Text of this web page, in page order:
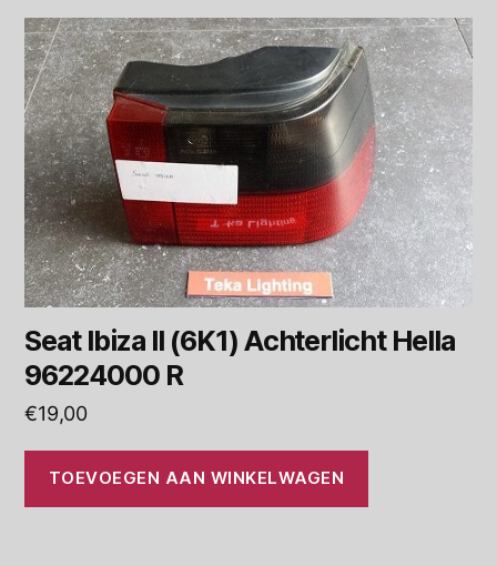
Seat Ibiza II (6K1) Achterlicht Hella
96224000 R
€19,00
TOEVOEGEN AAN WINKELWAGEN